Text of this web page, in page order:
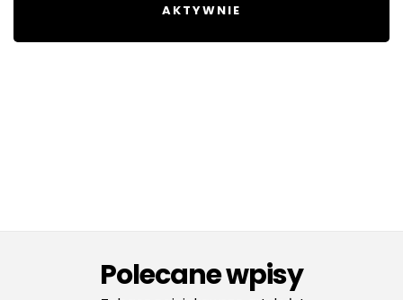
AKTYWNIE
Polecane wpisy